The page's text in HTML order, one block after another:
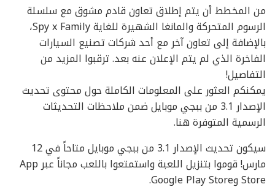
من المخطط أن يتم إطلاق تعاون قادم مشوق مع سلسلة
الرسوم المتحركة والمانغا الشهيرة للغاية Spy x Family،
بالإضافة إلى تعاون آخر مع أحد شركات تصنيع السيارات
الفاخرة الذي لم يتم الإعلان عنه بعد. ترقبوا المزيد من
التفاصيل!
يمكنكم العثور على المعلومات الكاملة حول محتوى تحديث
الإصدار 3.1 من ببجي موبايل ضمن ملاحظات التحديثات
الرسمية المتوفرة هنا.
سيكون تحديث الإصدار 3.1 من ببجي موبايل متاحاً في 12
مارس! قوموا بتنزيل اللعبة واستمتعوا باللعب مجاناً عبر App
Store وGoogle Play Store.